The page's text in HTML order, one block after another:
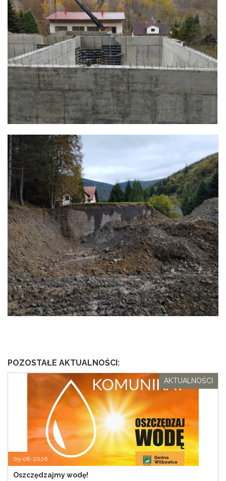
POZOSTAŁE AKTUALNOŚCI:
05-08-2026
Oszczędzajmy wodę!
AKTUALNOŚCI